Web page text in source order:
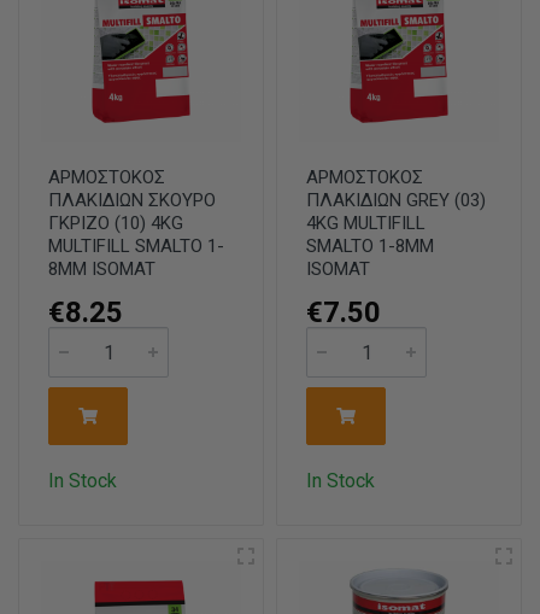
ΑΡΜΟΣΤΟΚΟΣ
ΠΛΑΚΙΔΙΩΝ ΣΚΟΥΡΟ
ΓΚΡΙΖΟ (10) 4KG
MULTIFILL SMALTO 1-
8MM ISOMAT
€8.25
In Stock
ΑΡΜΟΣΤΟΚΟΣ
ΠΛΑΚΙΔΙΩΝ GREY (03)
4KG MULTIFILL
SMALTO 1-8MM
ISOMAT
€7.50
In Stock